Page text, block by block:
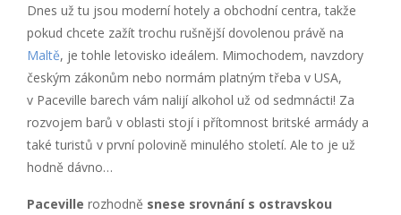
Dnes už tu jsou moderní hotely a obchodní centra, takže
pokud chcete zažít trochu rušnější dovolenou právě na
Maltě, je tohle letovisko ideálem. Mimochodem, navzdory
českým zákonům nebo normám platným třeba v USA,
v Paceville barech vám nalijí alkohol už od sedmnácti! Za
rozvojem barů v oblasti stojí i přítomnost britské armády a
také turistů v první polovině minulého století. Ale to je už
hodně dávno…
Paceville rozhodně snese srovnání s ostravskou